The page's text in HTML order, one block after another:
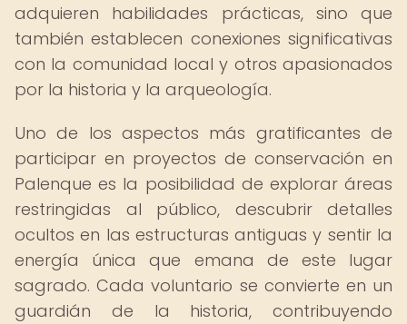
adquieren habilidades prácticas, sino que
también establecen conexiones significativas
con la comunidad local y otros apasionados
por la historia y la arqueología.
Uno de los aspectos más gratificantes de
participar en proyectos de conservación en
Palenque es la posibilidad de explorar áreas
restringidas al público, descubrir detalles
ocultos en las estructuras antiguas y sentir la
energía única que emana de este lugar
sagrado. Cada voluntario se convierte en un
guardián de la historia, contribuyendo